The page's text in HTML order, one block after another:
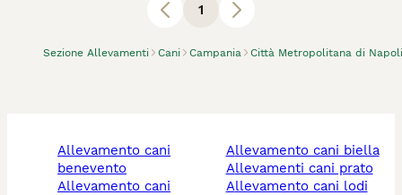
Sezione Allevamenti Cani Campania Città Metropolitana di Napoli
1
allevamento cani
benevento
allevamento cani
allevamento cani biella
allevamenti cani prato
allevamento cani lodi